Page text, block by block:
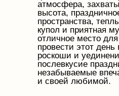
атмосфера,
высота,
пространства,
купол и приятная
отличное место для
провести этот
роскоши и
послевкусие
незабываемые
и своей любимой.